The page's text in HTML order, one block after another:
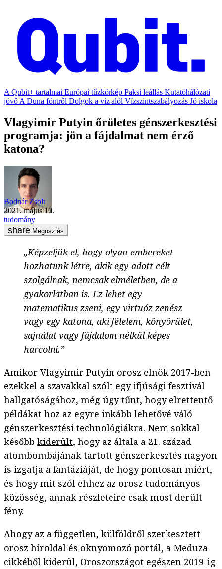
A Qubit+ tartalmai Európai tűzkörkép Paksi leállás Kutatóhálózati
jövő A Duna föntről Dolgok a víz alól Vízszintszabályozás Jó iskola
Vlagyimir Putyin őrületes génszerkesztési
programja: jön a fájdalmat nem érző
katona?
Bodnár Zsolt
2021. május 10.
tudomány
Megosztás
„Képzeljük el, hogy olyan embereket
hozhatunk létre, akik egy adott célt
szolgálnak, nemcsak elméletben, de a
gyakorlatban is. Ez lehet egy
matematikus zseni, egy virtuóz zenész
vagy egy katona, aki félelem, könyörület,
sajnálat vagy fájdalom nélkül képes
harcolni.”
Amikor Vlagyimir Putyin orosz elnök 2017-ben
ezekkel a szavakkal szólt egy ifjúsági fesztivál
hallgatóságához, még úgy tűnt, hogy elrettentő
példákat hoz az egyre inkább lehetővé váló
génszerkesztési technológiákra. Nem sokkal
később kiderült, hogy az általa a 21. század
atombombájának tartott génszerkesztés nagyon
is izgatja a fantáziáját, de hogy pontosan miért,
és hogy mit szól ehhez az orosz tudományos
közösség, annak részleteire csak most derült
fény.
Ahogy az a független, külföldről szerkesztett
orosz híroldal és oknyomozó portál, a Meduza
cikkéből kiderül, Oroszországot egészen 2019-ig